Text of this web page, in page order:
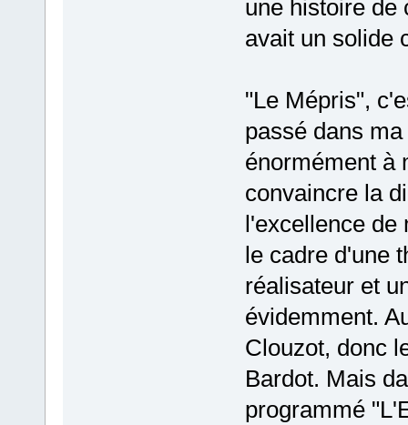
une histoire de
avait un solide
"Le Mépris",
passé dans
énormément à
convaincre la
l'excellence de
le cadre d'une
réalisateur et
évidemment.
Clouzot, donc
Bardot. Mais
programmé